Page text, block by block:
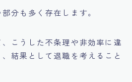
分も多く存在します。
こうした不条理や非効率に違
結果として退職を考えること